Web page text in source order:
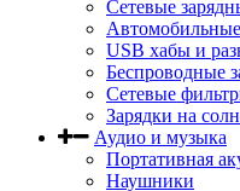
Сетевые
Автомобильные
USB хабы и
Беспроводные
Сетевые
Зарядки на
Аудио и музыка
Портативная
Наушники